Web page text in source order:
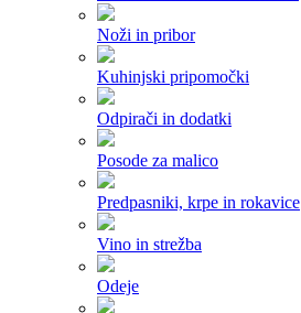
Noži in pribor
Kuhinjski pripomočki
Odpirači in dodatki
Posode za malico
Predpasniki, krpe in rokavice
Vino in strežba
Odeje